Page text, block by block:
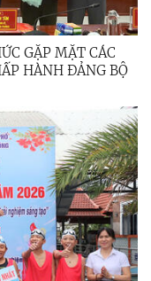
GẶP MẶT CÁC
HÀNH ĐẢNG BỘ